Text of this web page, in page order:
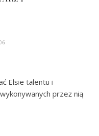
Elsie talentu i
przez nią